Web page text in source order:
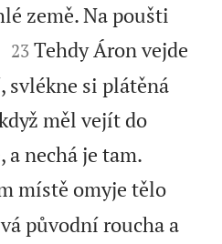
země. Na poušti


23 Tehdy Áron vejde
svlékne si plátěná
měl vejít do
a nechá je tam.
místě omyje tělo
původní roucha a